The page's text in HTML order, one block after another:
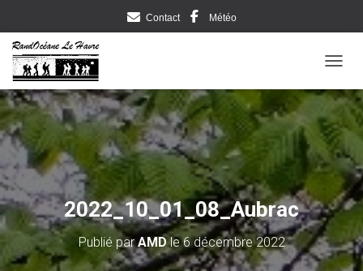
Contact Météo
2022_10_01_08_Aubrac
Publié parAMDle6 décembre 2022